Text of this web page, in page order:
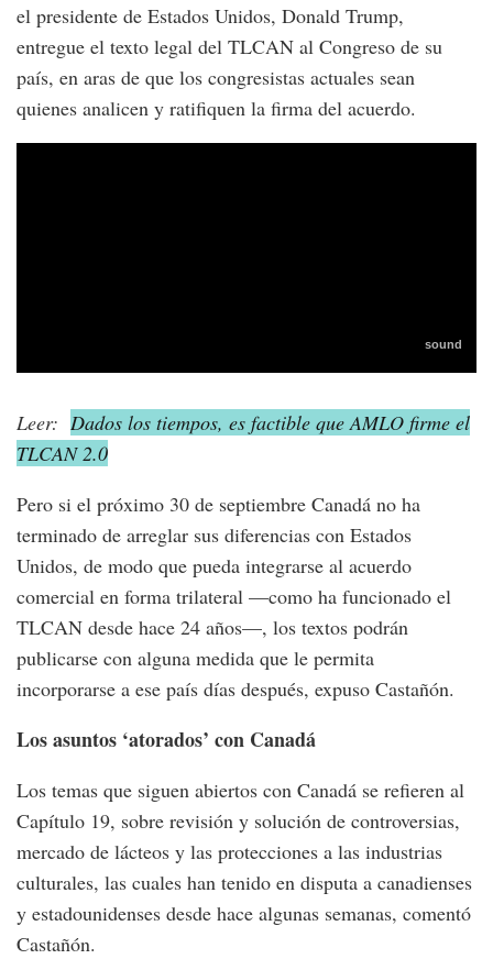
el presidente de Estados Unidos, Donald Trump,
entregue el texto legal del TLCAN al Congreso de su
país, en aras de que los congresistas actuales sean
quienes analicen y ratifiquen la firma del acuerdo.
Leer: Dados los tiempos, es factible que AMLO firme el
TLCAN 2.0
Pero si el próximo 30 de septiembre Canadá no ha
terminado de arreglar sus diferencias con Estados
Unidos, de modo que pueda integrarse al acuerdo
comercial en forma trilateral —como ha funcionado el
TLCAN desde hace 24 años—, los textos podrán
publicarse con alguna medida que le permita
incorporarse a ese país días después, expuso Castañón.
Los asuntos ‘atorados’ con Canadá
Los temas que siguen abiertos con Canadá se refieren al
Capítulo 19, sobre revisión y solución de controversias,
mercado de lácteos y las protecciones a las industrias
culturales, las cuales han tenido en disputa a canadienses
y estadounidenses desde hace algunas semanas, comentó
Castañón.